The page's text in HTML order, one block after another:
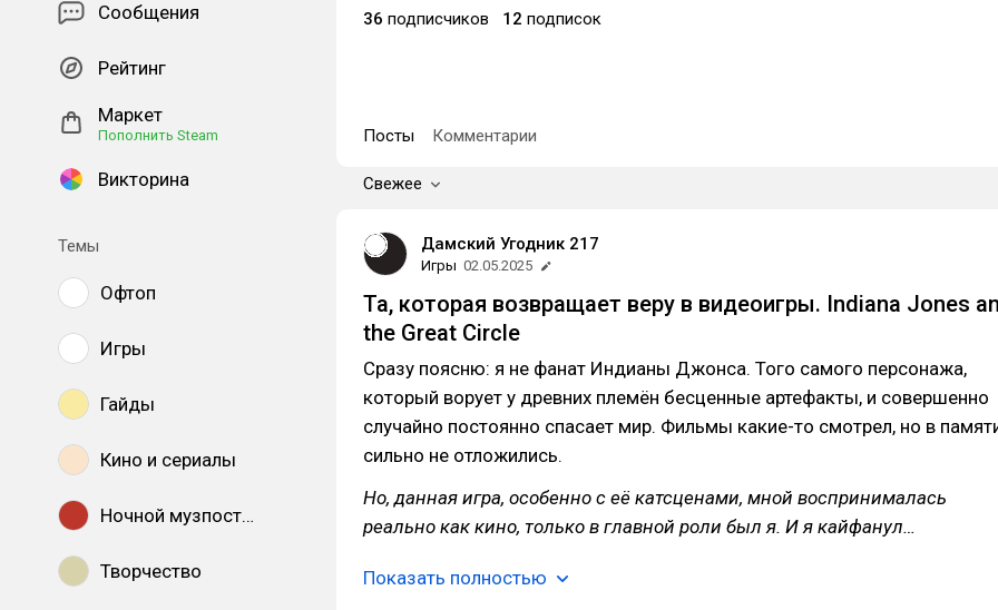
Сообщения
Рейтинг
Маркет
Пополнить Steam
Викторина
Темы
Офтоп
Игры
Гайды
Кино и сериалы
Ночной музпостинг
Творчество
36 подписчиков 12 подписок
Посты Комментарии
Свежее
Дамский Угодник 217
Игры 02.05.2025
Та, которая возвращает веру в видеоигры. Indiana Jones
the Great Circle
Сразу поясню: я не фанат Индианы Джонса. Того самого персонажа,
который ворует у древних племён бесценные артефакты, и совершенно
случайно постоянно спасает мир. Фильмы какие-то смотрел, но в
сильно не отложились.
Но, данная игра, особенно с её катсценами, мной воспринималась
реально как кино, только в главной роли был я. И я кайфанул…
Показать полностью